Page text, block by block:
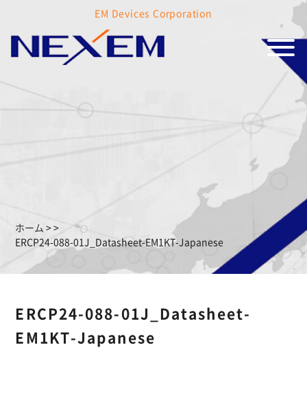
EM Devices Corporation
ホーム >>
ERCP24-088-01J_Datasheet-EM1KT-Japanese
ERCP24-088-01J_Datasheet-
EM1KT-Japanese